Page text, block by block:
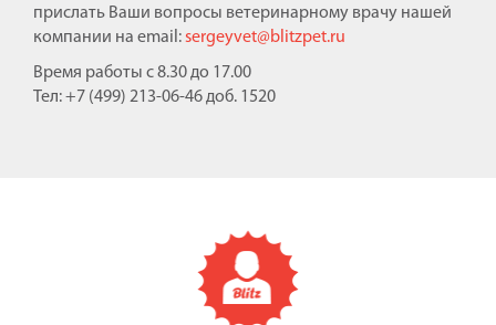
прислать Ваши вопросы ветеринарному врачу нашей
компании на email:sergeyvet@blitzpet.ru
Время работы с 8.30 до 17.00
Тел: +7 (499) 213-06-46 доб. 1520